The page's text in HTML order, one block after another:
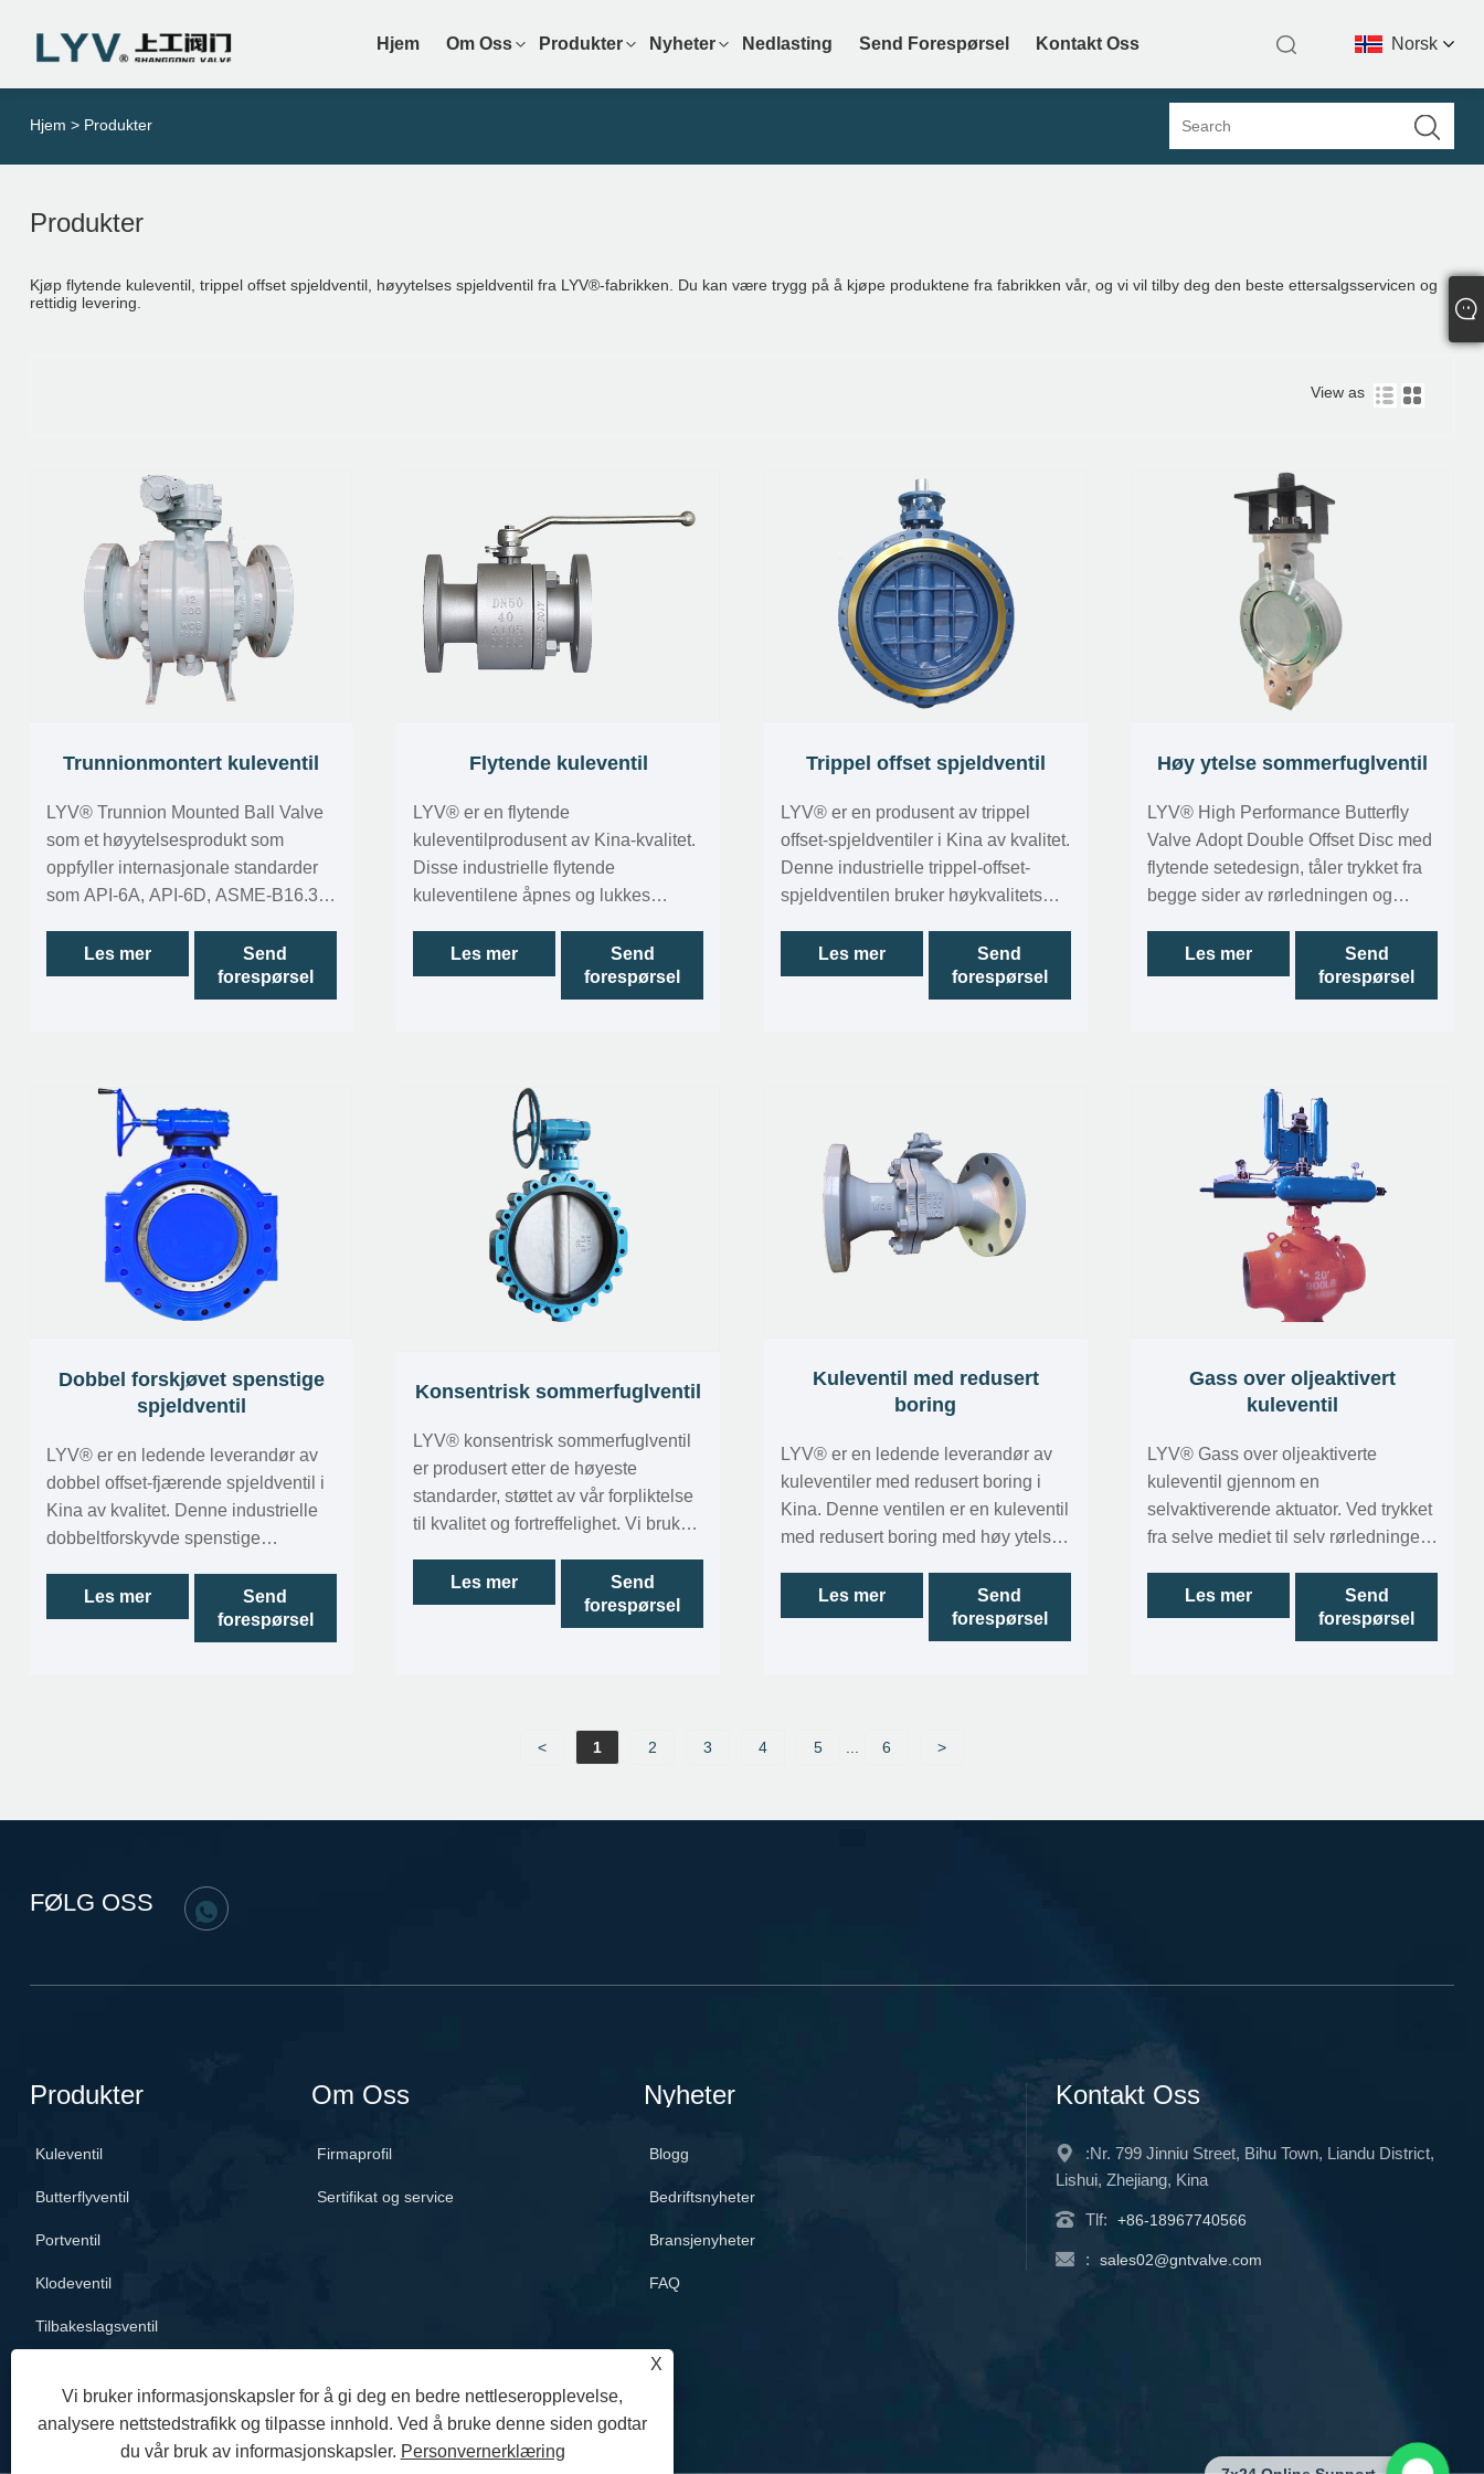
Norsk‎
Hjem Om Oss Produkter Nyheter Nedlasting Send Forespørsel Kontakt Oss
Hjem > Produkter
Produkter
Kjøp flytende kuleventil, trippel offset spjeldventil, høyytelses spjeldventil fra LYV®-fabrikken. Du kan være trygg på å kjøpe produktene fra fabrikken vår, og vi vil tilby deg den beste ettersalgsservicen og
rettidig levering.
View as
Trunnionmontert kuleventil
LYV®️ Trunnion Mounted Ball Valve
som et høyytelsesprodukt som
oppfyller internasjonale standarder
som API-6A, API-6D, ASME-B16.34,
Mounted Ball Valve har oppnådd
API-6FA brannsertifisering, som
beviser at produktet har kapasitet til å
produsent for å produsere
trunnionmontert kuleventil kan
produsere NPS 2 ”til NPS 48”
trunnionmontert kuleventil, kan
maksimal trykkvurdering nå til 2500
pund. Videre har LYV®️ forhold og
erfaring til å produsere
trunnionmontert kuleventil med lav
temperatur. Kontakt salget vårt for
Les mer
Send
forespørsel
Flytende kuleventil
LYV® er en flytende
kuleventilprodusent av Kina-kvalitet.
Disse industrielle flytende
kuleventilene åpnes og lukkes
væskenivået. Denne flytende
kuleventilen kontrollerer åpning og
lukking av ventilen gjennom løfting
opprettholdes automatisk, for
eksempel vanntanker, bassenger og
andre vannlagringssystemer.
Les mer
Send
forespørsel
Trippel offset spjeldventil
LYV®️ er en produsent av trippel
offset-spjeldventiler i Kina av kvalitet.
Denne industrielle trippel-offset-
spjeldventilen bruker høykvalitets
som gjør at ventilen kan brukes
under høyt trykk og høye
temperaturforhold. Den kan oppnå
alternativet til tradisjonelle
industrielle systemer.
Les mer
Send
forespørsel
Høy ytelse sommerfuglventil
LYV® High Performance Butterfly
Valve Adopt Double Offset Disc med
flytende setedesign, tåler trykket fra
begge sider av rørledningen og
LYV®️ Høy ytelse sommerfuglventiler
er tilgjengelige for skive-, flens- og
lug -stilende tilkoblinger.
Les mer
Send
forespørsel
Dobbel forskjøvet spenstige
spjeldventil
LYV®️ er en ledende leverandør av
dobbel offset-fjærende spjeldventil i
Kina av kvalitet. Denne industrielle
dobbeltforskyvde spenstige
design, som kan redusere
overdreven kompresjon og slitasje
på tetningskomponentene, og
levetid, lite vedlikehold og pålitelig
forsegling, og er spesielt egnet for
Les mer
Send
forespørsel
Konsentrisk sommerfuglventil
LYV® konsentrisk sommerfuglventil
er produsert etter de høyeste
standarder, støttet av vår forpliktelse
til kvalitet og fortreffelighet. Vi bruker
streng kvalitetskontroll for å sikre at
hver ventil oppfyller eller overgår
industristandarder. Våre ventiler er
Les mer
Send
forespørsel
Kuleventil med redusert
boring
LYV® er en ledende leverandør av
kuleventiler med redusert boring i
Kina. Denne ventilen er en kuleventil
med redusert boring med høy ytelse
av små strømningshastigheter.
Denne kuleventilen med redusert
port oppnår mer presis regulering og
fordelen med rask åpning og lukking
Les mer
Send
forespørsel
Gass over oljeaktivert
kuleventil
LYV®️ Gass over oljeaktiverte
kuleventil gjennom en
selvaktiverende aktuator. Ved trykket
fra selve mediet til selv rørledningen
Produktet bruker naturgass direkte
inne i rørledningen som luftforsyning
av pneumatisk. Hele systemdesignet
Les mer
Send
forespørsel
< 1 2 3 4 5 6 >
FØLG OSS
Produkter
Kuleventil
Butterflyventil
Portventil
Klodeventil
Tilbakeslagsventil
Om Oss
Firmaprofil
Sertifikat og service
Nyheter
Blogg
Bedriftsnyheter
Bransjenyheter
FAQ
Kontakt Oss
:Nr. 799 Jinniu Street, Bihu Town, Liandu District,
Lishui, Zhejiang, Kina
Tlf: +86-18967740566
: sales02@gntvalve.com
X
Vi bruker informasjonskapsler for å gi deg en bedre nettleseropplevelse,
analysere nettstedstrafikk og tilpasse innhold. Ved å bruke denne siden godtar
du vår bruk av informasjonskapsler. Personvernerklæring